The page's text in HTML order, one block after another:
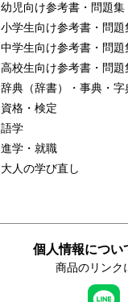
幼児向け参考書・問題集
小学生向け参考書・問題
中学生向け参考書・問題
高校生向け参考書・問題
辞典（辞書）・事典・字
資格・検定
語学
進学・就職
大人の学び直し
個人情報につい
商品のリンク